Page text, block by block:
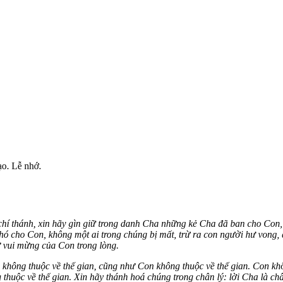
Lễ nhớ.
thánh, xin hãy gìn giữ trong danh Cha những kẻ Cha đã ban cho
cho Con, không một ai trong chúng bị mất, trừ ra con người hư
mừng của Con trong lòng.
thuộc về thế gian, cũng như Con không thuộc về thế gian. Con
về thế gian. Xin hãy thánh hoá chúng trong chân lý: lời Cha là